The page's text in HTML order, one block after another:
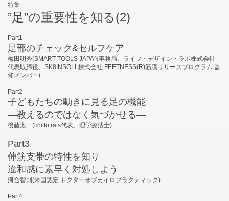
特集
”足”の重要性を知る(2)
Part1
足部のチェック&セルフケア
梅田明秀(SMART TOOLS JAPAN事務局、ライフ・デザイン・ラボ株式会社
代表取締役、SK8INSOLL株式会社 FEETNESS(R)筋膜リリースプログラム 監
修メンバー)
Part2
子どもたちの動きに見る足の機能
―教えるのではなく気づかせる―
後藤太一(chitto,rats代表、理学療法士)
Part3
伸筋支帯の特性を知り
違和感に素早く対処しよう
河合智則(米国認定 ドクターオブカイロプラクティック)
Part4